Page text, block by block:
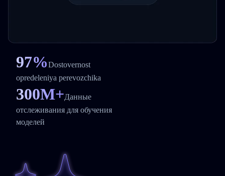
97%Dostovernost
opredeleniya perevozchika
300M+Данные
отслеживания для обучения
моделей